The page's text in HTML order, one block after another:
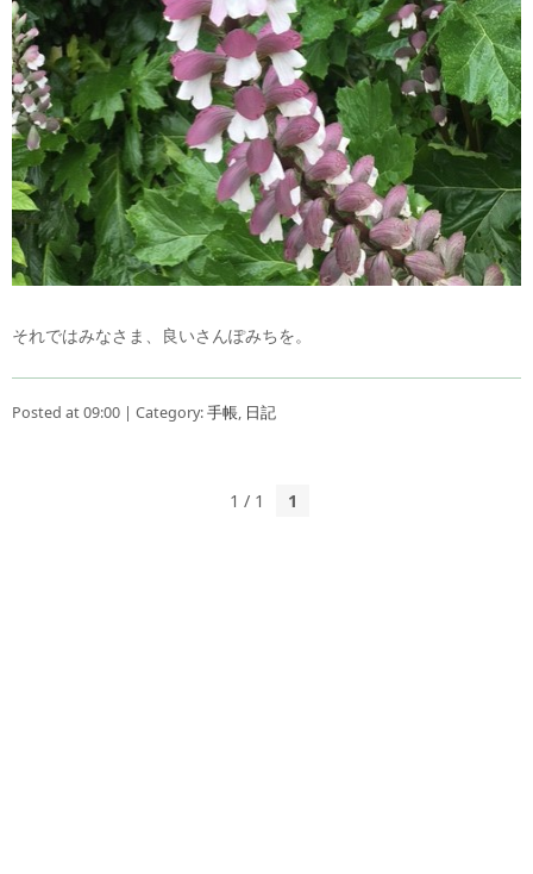
それではみなさま、良いさんぽみちを。
Posted at 09:00 | Category:手帳, 日記
1 / 1 1